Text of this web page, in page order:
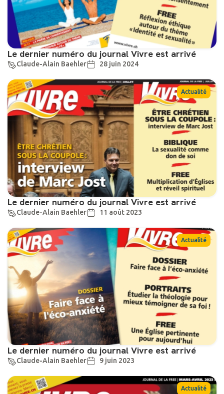
Le dernier numéro du journal Vivre est arrivé
Claude-Alain Baehler 28 juin 2024
Actualité
Le dernier numéro du journal Vivre est arrivé
Claude-Alain Baehler 11 août 2023
Actualité
Le dernier numéro du journal Vivre est arrivé
Claude-Alain Baehler 9 juin 2023
Actualité